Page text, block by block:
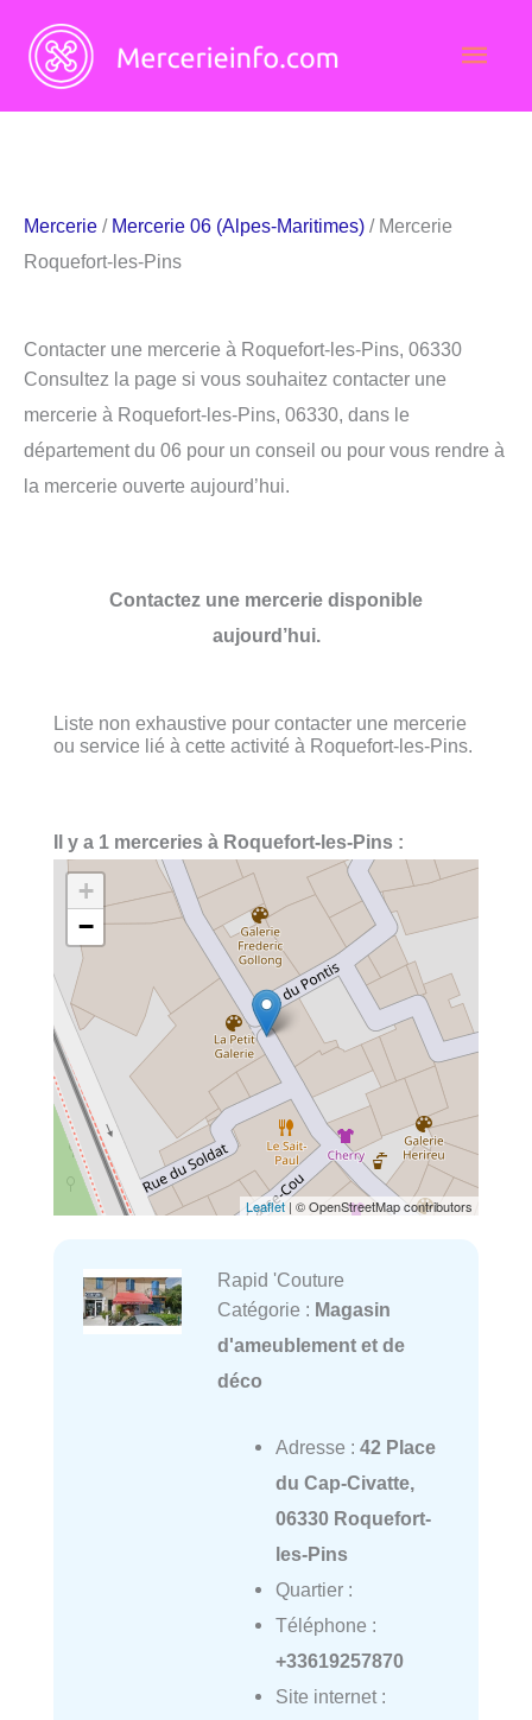
contenu
Mercerie / Mercerie 06 (Alpes-Maritimes) / Mercerie
Roquefort-les-Pins
Contacter une mercerie à Roquefort-les-Pins, 06330
Consultez la page si vous souhaitez contacter une
mercerie à Roquefort-les-Pins, 06330, dans le
département du 06 pour un conseil ou pour vous rendre à
la mercerie ouverte aujourd’hui.
Contactez une mercerie disponible
aujourd’hui.
Liste non exhaustive pour contacter une mercerie
ou service lié à cette activité à Roquefort-les-Pins.
Il y a 1 merceries à Roquefort-les-Pins :
+
−
Leaflet | © OpenStreetMap contributors
Rapid 'Couture
Catégorie : Magasin
d'ameublement et de
déco
Adresse : 42 Place
du Cap-Civatte,
06330 Roquefort-
les-Pins
Quartier :
Téléphone :
+33619257870
Site internet :